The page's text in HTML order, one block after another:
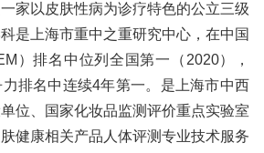
家以皮肤性病为诊疗特色的公立三级
是上海市重中之重研究中心，在中国
）排名中位列全国第一（2020），
排名中连续4年第一。是上海市中西
位、国家化妆品监测评价重点实验室
健康相关产品人体评测专业技术服务